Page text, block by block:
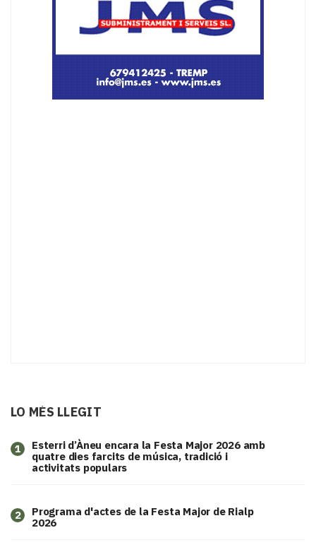
LO MÉS LLEGIT
1
Esterri d’Àneu encara la Festa Major 2026 amb
quatre dies farcits de música, tradició i
activitats populars
2
Programa d'actes de la Festa Major de Rialp
2026